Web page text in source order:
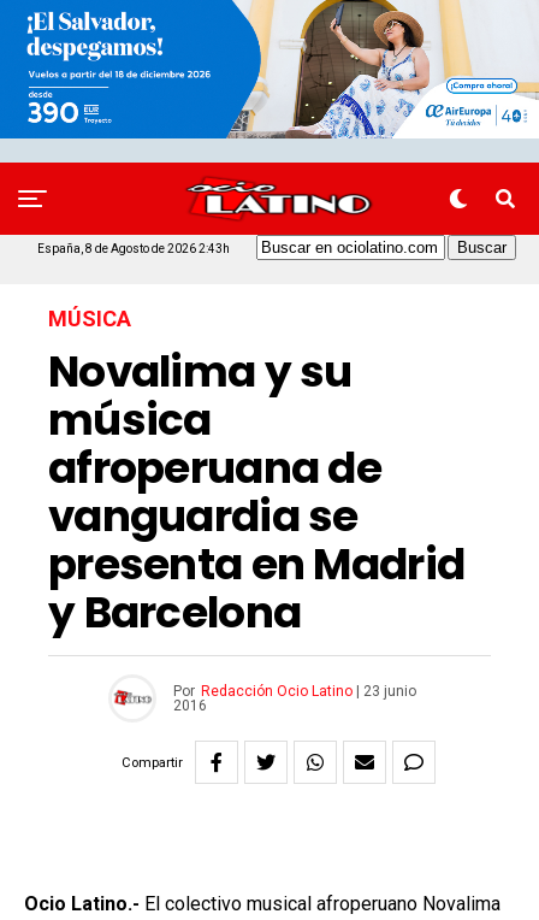
España, 8 de Agosto de 2026 2:43h
MÚSICA
Novalima y su
música
afroperuana de
vanguardia se
presenta en Madrid
y Barcelona
Por Redacción Ocio Latino|
23 junio
2016
Compartir
Ocio Latino.- El colectivo musical afroperuano Novalima